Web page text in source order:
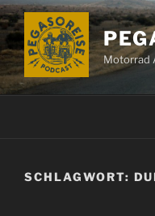
Zum
Inhalt
springen
Motorrad
SCHLAGWORT: